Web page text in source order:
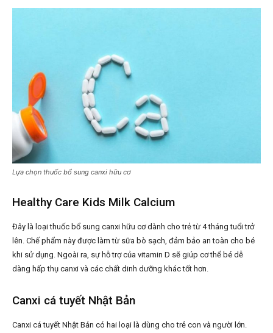
Lựa chọn thuốc bổ sung canxi hữu cơ
Healthy Care Kids Milk Calcium
Đây là loại thuốc bổ sung canxi hữu cơ dành cho trẻ từ 4 tháng tuổi trở
lên. Chế phẩm này được làm từ sữa bò sạch, đảm bảo an toàn cho bé
khi sử dụng. Ngoài ra, sự hỗ trợ của vitamin D sẽ giúp cơ thể bé dễ
dàng hấp thụ canxi và các chất dinh dưỡng khác tốt hơn.
Canxi cá tuyết Nhật Bản
Canxi cá tuyết Nhật Bản có hai loại là dùng cho trẻ con và người lớn.